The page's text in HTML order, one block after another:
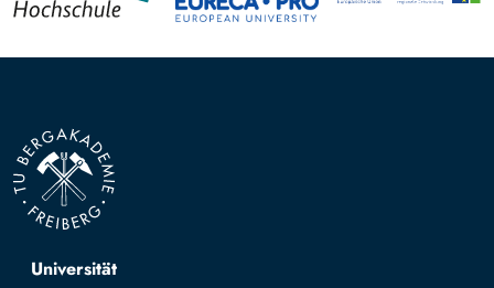
Top navigation
Universität